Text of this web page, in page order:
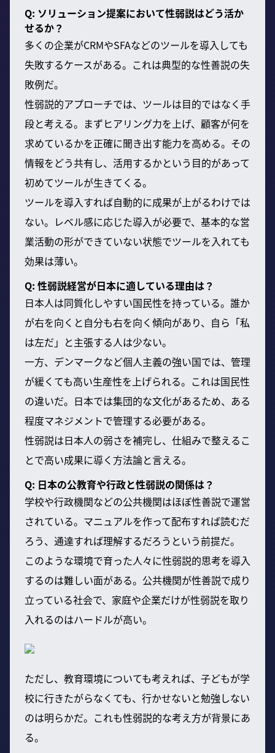
Q: ソリューション提案において性弱説はどう活か
せるか？
多くの企業がCRMやSFAなどのツールを導入しても
失敗するケースがある。これは典型的な性善説の失
敗例だ。
性弱説的アプローチでは、ツールは目的ではなく手
段と考える。まずヒアリング力を上げ、顧客が何を
求めているかを正確に聞き出す能力を高める。その
情報をどう共有し、活用するかという目的があって
初めてツールが生きてくる。
ツールを導入すれば自動的に成果が上がるわけでは
ない。レベル感に応じた導入が必要で、基本的な営
業活動の形ができていない状態でツールを入れても
効果は薄い。
Q: 性弱説経営が日本に適している理由は？
日本人は同質化しやすい国民性を持っている。誰か
が右を向くと自分も右を向く傾向があり、自ら「私
は左だ」と主張する人は少ない。
一方、デンマークなど個人主義の強い国では、管理
が緩くても高い生産性を上げられる。これは国民性
の違いだ。日本では集団的な文化があるため、ある
程度マネジメントで管理する必要がある。
性弱説は日本人の弱さを補完し、仕組みで整えるこ
とで高い成果に導く方法論と言える。
Q: 日本の公教育や行政と性弱説の関係は？
学校や行政機関などの公共機関はほぼ性善説で運営
されている。マニュアルを作って配布すれば読むだ
ろう、通達すれば理解するだろうという前提だ。
このような環境で育った人々に性弱説的思考を導入
するのは難しい面がある。公共機関が性善説で成り
立っている社会で、家庭や企業だけが性弱説を取り
入れるのはハードルが高い。
ただし、教育環境についても考えれば、子どもが学
校に行きたがらなくても、行かせないと勉強しない
のは明らかだ。これも性弱説的な考え方が背景にあ
る。